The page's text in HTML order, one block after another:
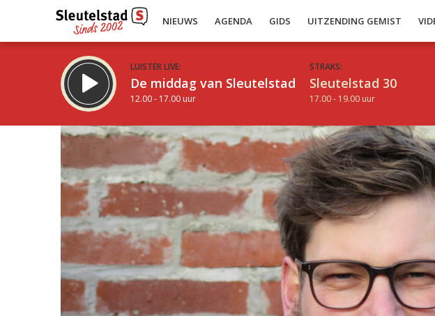
NIEUWS AGENDA GIDS UITZENDING GEMIST
LUISTER LIVE:
De middag van Sleutelstad
12.00 - 17.00 uur
STRAKS:
Sleutelstad 30
17.00 - 19.00 uur
Inklappen